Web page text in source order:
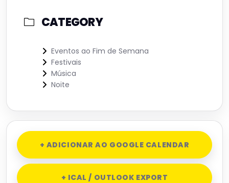
CATEGORY
Eventos ao Fim de Semana
Festivais
Música
Noite
+ ADICIONAR AO GOOGLE CALENDAR
+ ICAL / OUTLOOK EXPORT